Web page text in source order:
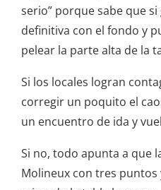
serio” porque sabe que
definitiva con el fondo y
pelear la parte alta de la
Si los locales logran
corregir un poquito el
un encuentro de ida y
Si no, todo apunta a que
Molineux con tres puntos